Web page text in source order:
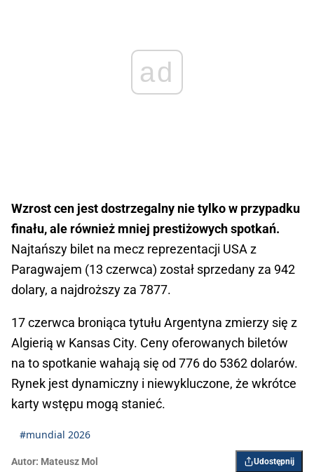
ad
Wzrost cen jest dostrzegalny nie tylko w przypadku
finału, ale również mniej prestiżowych spotkań.
Najtańszy bilet na mecz reprezentacji USA z
Paragwajem (13 czerwca) został sprzedany za 942
dolary, a najdroższy za 7877.
17 czerwca broniąca tytułu Argentyna zmierzy się z
Algierią w Kansas City. Ceny oferowanych biletów
na to spotkanie wahają się od 776 do 5362 dolarów.
Rynek jest dynamiczny i niewykluczone, że wkrótce
karty wstępu mogą stanieć.
#mundial 2026
Autor: Mateusz Mol Udostępnij